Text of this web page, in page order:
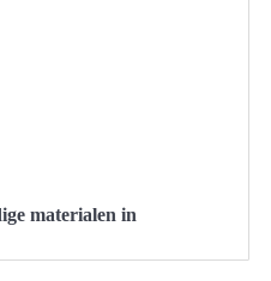
materialen in